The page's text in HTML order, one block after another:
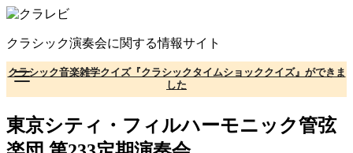
コ
テ
ン
ツ
へ
移
動
クラシック演奏会に関する情報サイト
クラシック音楽雑学クイズ『クラシックタイムショッククイズ』ができま
した
東京シティ・フィルハーモニック管弦